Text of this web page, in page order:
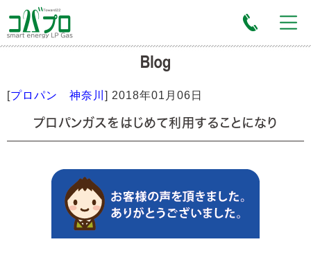
[プロパン 神奈川 ] 2018年01月06日
プロパンガスをはじめて利用することになり